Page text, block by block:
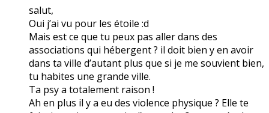
salut,
Oui j’ai vu pour les étoile :d
Mais est ce que tu peux pas aller dans des
associations qui hébergent ? il doit bien y en avoir
dans ta ville d’autant plus que si je me souvient bien,
tu habites une grande ville.
Ta psy a totalement raison !
Ah en plus il y a eu des violence physique ? Elle te